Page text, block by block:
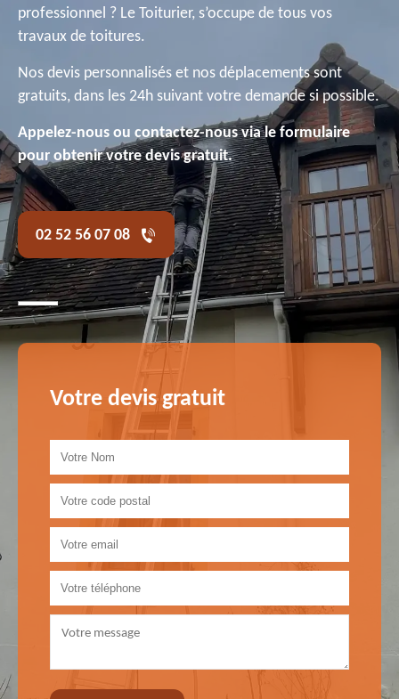
professionnel ? Le Toiturier, s’occupe de tous vos
travaux de toitures.
Nos devis personnalisés et nos déplacements sont
gratuits, dans les 24h suivant votre demande si possible.
Appelez-nous ou contactez-nous via le formulaire
pour obtenir votre devis gratuit.
02 52 56 07 08
Votre devis gratuit